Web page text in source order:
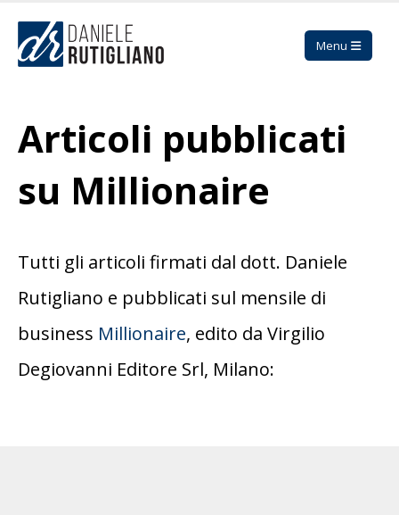
Articoli pubblicati
su Millionaire
Tutti gli articoli firmati dal dott. Daniele
Rutigliano e pubblicati sul mensile di
business Millionaire, edito da Virgilio
Degiovanni Editore Srl, Milano: